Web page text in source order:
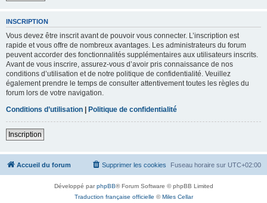
INSCRIPTION
Vous devez être inscrit avant de pouvoir vous connecter. L’inscription est
rapide et vous offre de nombreux avantages. Les administrateurs du forum
peuvent accorder des fonctionnalités supplémentaires aux utilisateurs inscrits.
Avant de vous inscrire, assurez-vous d’avoir pris connaissance de nos
conditions d’utilisation et de notre politique de confidentialité. Veuillez
également prendre le temps de consulter attentivement toutes les règles du
forum lors de votre navigation.
Conditions d’utilisation | Politique de confidentialité
Inscription
Accueil du forum Fuseau horaire sur UTC+02:00
Supprimer les cookies
Développé parphpBB® Forum Software © phpBB Limited
Traduction française officielle ©Miles Cellar